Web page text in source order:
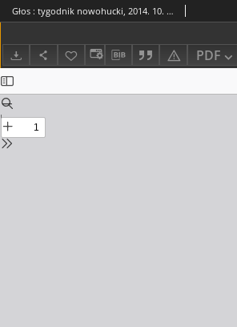
PDF
Głos : tygodnik nowohucki, 2014. 10. 10, nr 41